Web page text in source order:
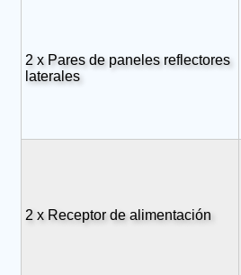
2 x Pares de paneles reflectores
laterales
2 x Receptor de alimentación